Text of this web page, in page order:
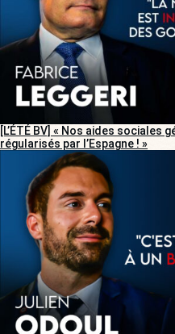
[L’ÉTÉ BV] « Nos aides
régularisés par l’Espagne ! »